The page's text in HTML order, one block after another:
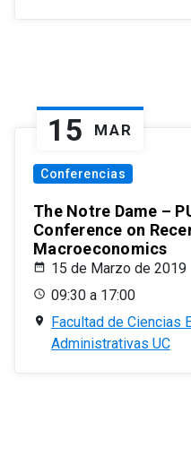
15 MAR
Conferencias
The Notre Dame –
Conference on
Macroeconomics
15 de Marzo de 2019
09:30 a 17:00
Facultad de Ciencias
Administrativas UC